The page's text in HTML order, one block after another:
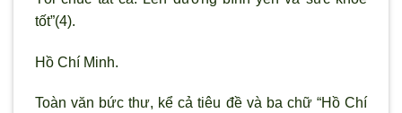
tốt”(4).
Hồ Chí Minh.
Toàn văn bức thư, kể cả tiêu đề và ba chữ “Hồ Chí